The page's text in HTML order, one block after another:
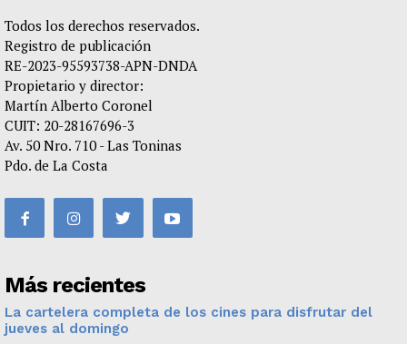
Todos los derechos reservados.
Registro de publicación
RE-2023-95593738-APN-DNDA
Propietario y director:
Martín Alberto Coronel
CUIT: 20-28167696-3
Av. 50 Nro. 710 - Las Toninas
Pdo. de La Costa
Más recientes
La cartelera completa de los cines para disfrutar del
jueves al domingo